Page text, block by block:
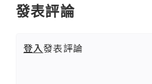
發表評論
登入發表評論